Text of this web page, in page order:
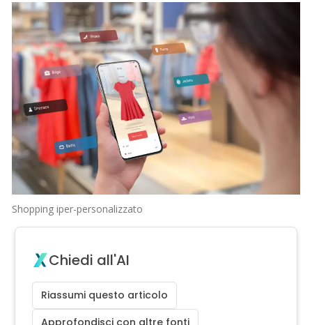
Shopping iper-personalizzato
Chiedi all'AI
Riassumi questo articolo